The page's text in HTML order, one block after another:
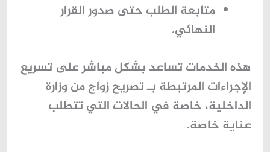
متابعة الطلب حتى صدور القرار
النهائي.
هذه الخدمات تساعد بشكل مباشر على تسريع
الإجراءات المرتبطة بـتصريح زواج من وزارة
الداخلية، خاصة في الحالات التي تتطلب
عناية خاصة.